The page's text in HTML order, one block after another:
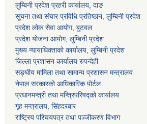
लुम्बिनी प्रदेश प्रहरी कार्यालय, दाङ
सूचना तथा संचार प्रविधि प्रतिष्ठान, लुम्बिनी प्रदेश
प्रदेश लोक सेवा आयोग, बुटवल
प्रदेश योजना आयोग, लुम्बिनी प्रदेश
मुख्य न्यायाधिक्ताको कार्यालय, लुम्बिनी प्रदेश
जिल्ला प्रशासन कार्यालय रुपन्देही
सङ्घीय मामिला तथा सामान्य प्रशासन मन्त्रालय
नेपाल सरकारको आधिकारिक पोर्टल
प्रधानमन्त्री तथा मन्त्रिपरिषद्को कार्यालय
गृह मन्त्रालय, सिंहदरबार
राष्ट्रिय परिचयपत्र तथा पञ्जीकरण विभाग